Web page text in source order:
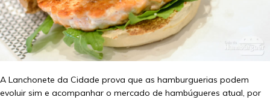
A Lanchonete da Cidade prova que as hamburguerias podem
evoluir sim e acompanhar o mercado de hambúgueres atual, por